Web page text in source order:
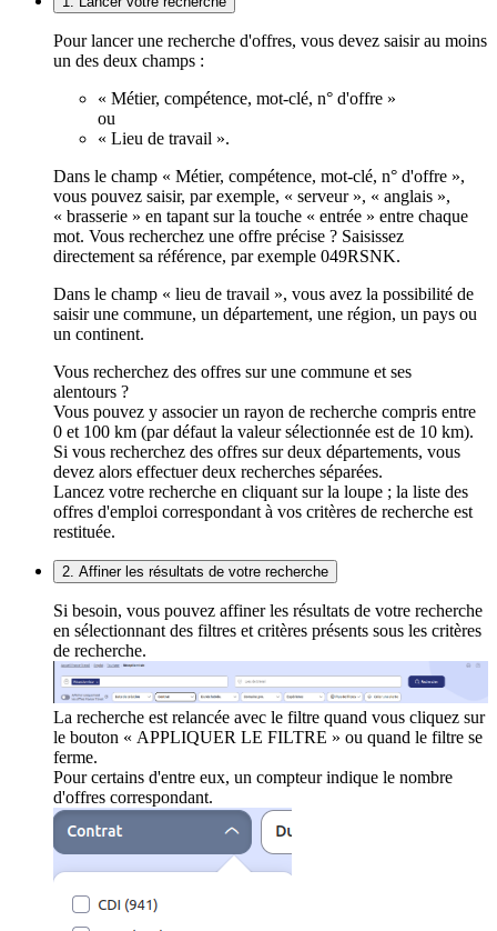
Pour lancer une recherche d'offres, vous devez saisir au moins
un des deux champs :
« Métier, compétence, mot-clé, n° d'offre »
ou
« Lieu de travail ».
Dans le champ « Métier, compétence, mot-clé, n° d'offre »,
vous pouvez saisir, par exemple, « serveur », « anglais »,
« brasserie » en tapant sur la touche « entrée » entre chaque
mot. Vous recherchez une offre précise ? Saisissez
directement sa référence, par exemple 049RSNK.
Dans le champ « lieu de travail », vous avez la possibilité de
saisir une commune, un département, une région, un pays ou
un continent.
Vous recherchez des offres sur une commune et ses
alentours ?
Vous pouvez y associer un rayon de recherche compris entre
0 et 100 km (par défaut la valeur sélectionnée est de 10 km).
Si vous recherchez des offres sur deux départements, vous
devez alors effectuer deux recherches séparées.
Lancez votre recherche en cliquant sur la loupe ; la liste des
offres d'emploi correspondant à vos critères de recherche est
restituée.
2. Affiner les résultats de votre recherche
Si besoin, vous pouvez affiner les résultats de votre recherche
en sélectionnant des filtres et critères présents sous les critères
de recherche.
La recherche est relancée avec le filtre quand vous cliquez sur
le bouton « APPLIQUER LE FILTRE » ou quand le filtre se
ferme.
Pour certains d'entre eux, un compteur indique le nombre
d'offres correspondant.